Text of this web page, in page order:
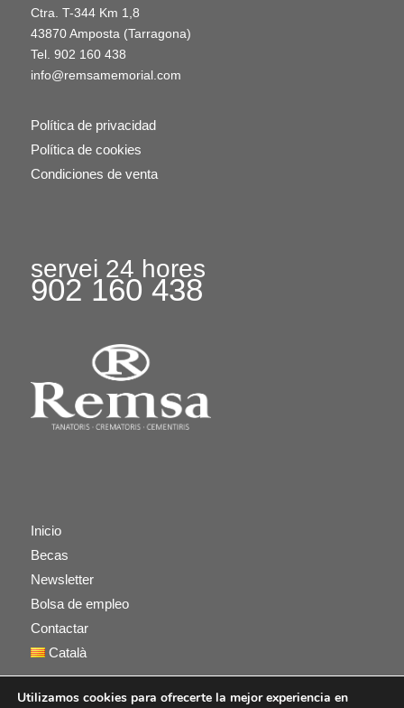
Ctra. T-344 Km 1,8
43870 Amposta (Tarragona)
Tel. 902 160 438
info@remsamemorial.com
Política de privacidad
Política de cookies
Condiciones de venta
servei 24 hores
902 160 438
Inicio
Becas
Newsletter
Bolsa de empleo
Contactar
Català
Utilizamos cookies para ofrecerte la mejor experiencia en